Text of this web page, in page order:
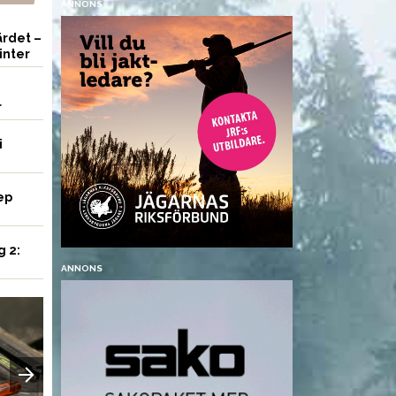
–
2:
ANNONS
ANNONS